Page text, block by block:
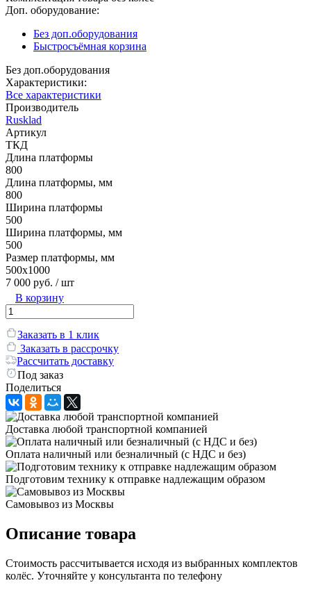
Доп. оборудование:
Без доп.оборудования
Быстросъёмная корзина
Без доп.оборудования
Характеристики:
Все характеристики
Производитель
Rusklad
Артикул
ТКД
Длина платформы
800
Длина платформы, мм
800
Ширина платформы
500
Ширина платформы, мм
500
Размер платформы, мм
500х1000
7 000 руб. / шт
В корзину
Заказать в 1 клик
Заказать в рассрочку
Рассчитать доставку
Под заказ
Поделиться
Доставка любой транспортной компанией
Оплата наличный или безналичный (с НДС и без)
Подготовим технику к отправке надлежащим образом
Самовывоз из Москвы
Описание товара
Стоимость рассчитывается исходя из выбранных комплектов
колёс. Уточняйте у консультанта по телефону